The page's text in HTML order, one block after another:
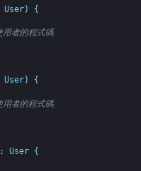
User) {
者的程式碼
User) {
者的程式碼
: User {